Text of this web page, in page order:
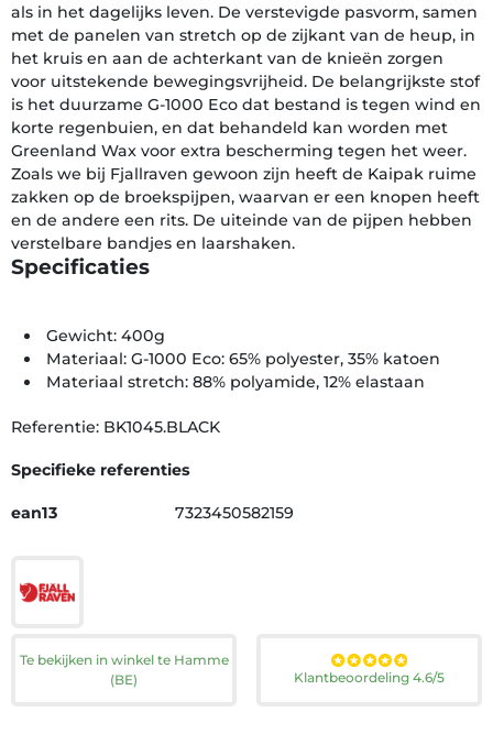
als in het dagelijks leven. De verstevigde pasvorm, samen
met de panelen van stretch op de zijkant van de heup, in
het kruis en aan de achterkant van de knieën zorgen
voor uitstekende bewegingsvrijheid. De belangrijkste stof
is het duurzame G-1000 Eco dat bestand is tegen wind en
korte regenbuien, en dat behandeld kan worden met
Greenland Wax voor extra bescherming tegen het weer.
Zoals we bij Fjallraven gewoon zijn heeft de Kaipak ruime
zakken op de broekspijpen, waarvan er een knopen heeft
en de andere een rits. De uiteinde van de pijpen hebben
verstelbare bandjes en laarshaken.
Specificaties
Gewicht: 400g
Materiaal: G-1000 Eco: 65% polyester, 35% katoen
Materiaal stretch: 88% polyamide, 12% elastaan
Referentie: BK1045.BLACK
Specifieke referenties
ean13 7323450582159
Te bekijken in winkel te Hamme
(BE)
Klantbeoordeling 4.6/5